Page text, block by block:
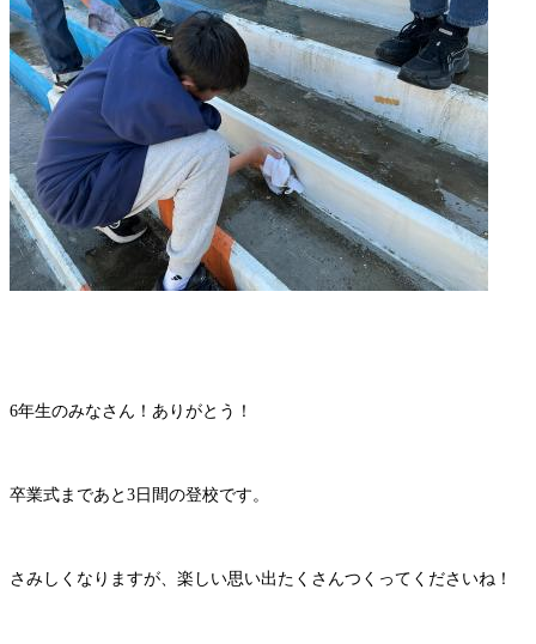
6年生のみなさん！ありがとう！
卒業式まであと3日間の登校です。
さみしくなりますが、楽しい思い出たくさんつくってくださいね！